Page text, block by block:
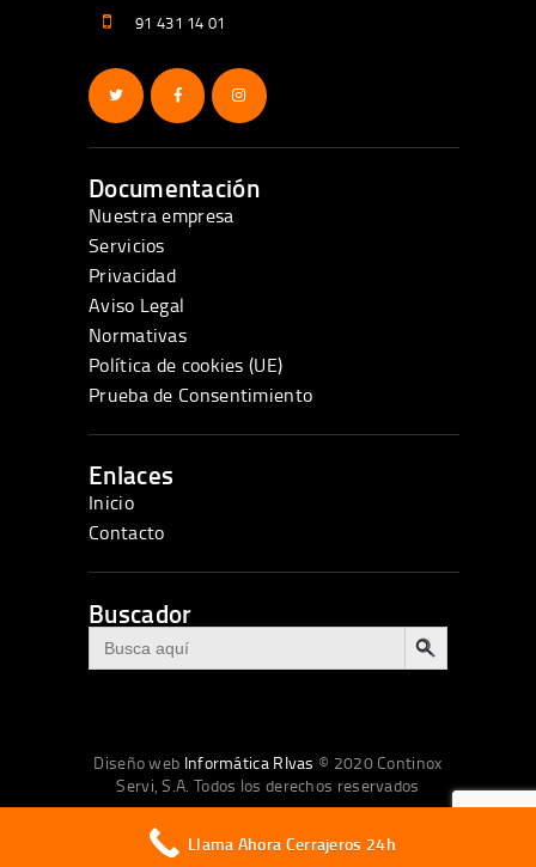
91 431 14 01
Documentación
Nuestra empresa
Servicios
Privacidad
Aviso Legal
Normativas
Política de cookies (UE)
Prueba de Consentimiento
Enlaces
Inicio
Contacto
Buscador
Buscar: BOTÓN DE BÚSQUEDA
Diseño web Informática RIvas © 2020 Continox
Servi, S.A. Todos los derechos reservados
Llama Ahora Cerrajeros 24h